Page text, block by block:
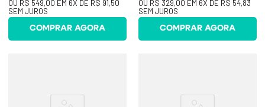
OU R$ 549,00 EM 6X DE R$ 91,50
SEM JUROS
COMPRAR AGORA
OU R$ 329,00 EM 6X DE R$ 54,83
SEM JUROS
COMPRAR AGORA